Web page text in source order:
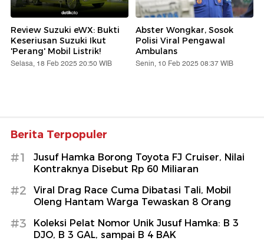
Review Suzuki eWX: Bukti
Keseriusan Suzuki Ikut
'Perang' Mobil Listrik!
Selasa, 18 Feb 2025 20:50 WIB
Abster Wongkar, Sosok
Polisi Viral Pengawal
Ambulans
Senin, 10 Feb 2025 08:37 WIB
Berita Terpopuler
#1
Jusuf Hamka Borong Toyota FJ Cruiser, Nilai
Kontraknya Disebut Rp 60 Miliaran
#2
Viral Drag Race Cuma Dibatasi Tali, Mobil
Oleng Hantam Warga Tewaskan 8 Orang
#3
Koleksi Pelat Nomor Unik Jusuf Hamka: B 3
DJO, B 3 GAL, sampai B 4 BAK